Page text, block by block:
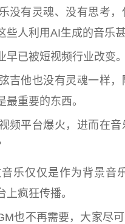
没有灵魂、没有思考
人利用AI生成的音乐
已被短视频行业改变。
吉他也没有灵魂一样，
重要的东西。
频平台爆火，进而在
乐仅仅是作为背景音
疯狂传播。
也不再需要，大家尽